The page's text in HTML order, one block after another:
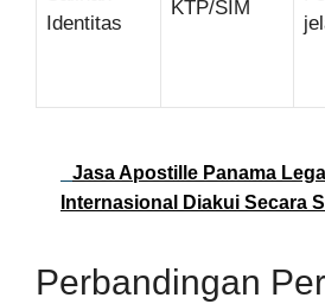
Identitas
KTP/SIM
Jasa Apostille Panama
Internasional Diakui Secara
Perbandingan